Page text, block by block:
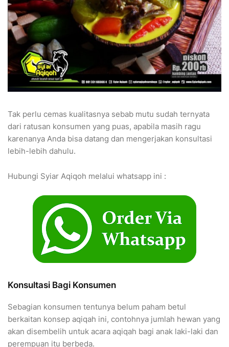
Tak perlu cemas kualitasnya sebab mutu sudah ternyata
dari ratusan konsumen yang puas, apabila masih ragu
karenanya Anda bisa datang dan mengerjakan konsultasi
lebih-lebih dahulu.
Hubungi Syiar Aqiqoh melalui whatsapp ini :
Konsultasi Bagi Konsumen
Sebagian konsumen tentunya belum paham betul
berkaitan konsep aqiqah ini, contohnya jumlah hewan yang
akan disembelih untuk acara aqiqah bagi anak laki-laki dan
perempuan itu berbeda.